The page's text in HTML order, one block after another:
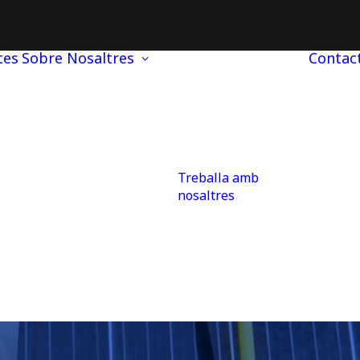
Sobre Nosaltres
Treballa amb
nosaltres